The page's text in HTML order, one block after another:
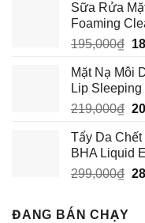
là:
Sữa Rửa
Foaming
195,000₫
là:
Mặt Nạ Môi
Lip Sleeping
219,000₫
là:
Tẩy Da Chết
BHA Liquid
299,000₫
ĐANG BÁN CHẠY